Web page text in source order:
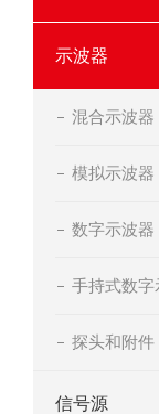
示波器
混合示波器
模拟示波器
数字示波器
手持式数字
探头和附件
信号源